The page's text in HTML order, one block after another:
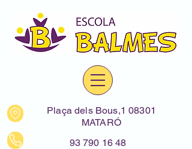
Plaça dels Bous,1 08301
MATARÓ
93 790 16 48